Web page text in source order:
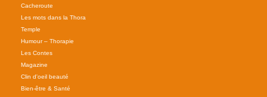
Cacheroute
Les mots dans la Thora
Temple
Humour – Thorapie
Les Contes
Magazine
Clin d'oeil beauté
Bien-être & Santé